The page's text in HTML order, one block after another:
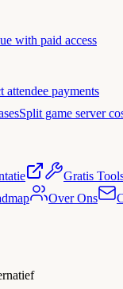
with paid access
attendee payments
Split game server
Gratis
Over Ons